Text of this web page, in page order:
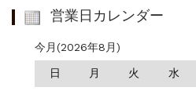
営業日カレンダー
今月(2026年8月)
日 月 火 水